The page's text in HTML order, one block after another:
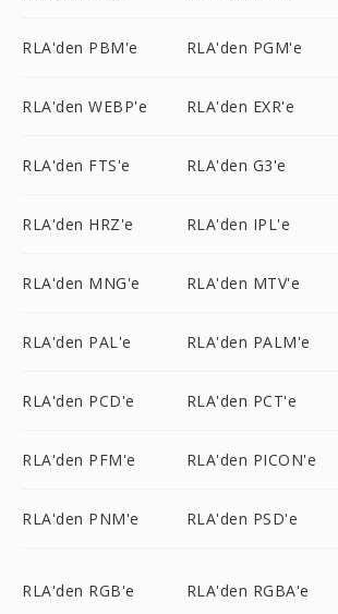
RLA'den PBM'e RLA'den PGM'e
RLA'den WEBP'e RLA'den EXR'e
RLA'den FTS'e RLA'den G3'e
RLA'den HRZ'e RLA'den IPL'e
RLA'den MNG'e RLA'den MTV'e
RLA'den PAL'e RLA'den PALM'e
RLA'den PCD'e RLA'den PCT'e
RLA'den PFM'e RLA'den PICON'e
RLA'den PNM'e RLA'den PSD'e
RLA'den RGB'e RLA'den RGBA'e